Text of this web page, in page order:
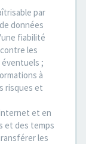
par
données
fiabilité
les
;
à
risques et
et en
et des temps
les